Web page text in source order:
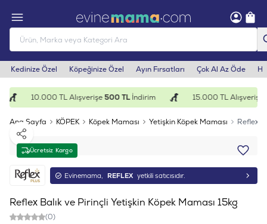
Kedinize Özel Köpeğinize Özel Ayın Fırsatları Çok Al Az Öde
10.000 TL Alışverişe500 TLİndirim 15.000 TL Alışverişe
Ana Sayfa KÖPEK Köpek Maması Yetişkin Köpek Maması Reflex
Ücretsiz Kargo
Paylaş
Evinemama, REFLEX yetkili satıcısıdır.
Reflex Balık ve Pirinçli Yetişkin Köpek Maması 15kg
(0)